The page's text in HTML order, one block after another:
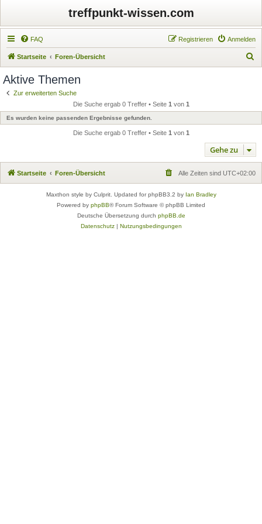
treffpunkt-wissen.com
FAQ Anmelden
Registrieren
Startseite Foren-Übersicht
e
Aktive Themen
Zur erweiterten Suche
Die Suche ergab 0 Treffer • Seite 1 von 1
Es wurden keine passenden Ergebnisse gefunden.
Die Suche ergab 0 Treffer • Seite 1 von 1
Gehe zu
Startseite Foren-Übersicht Alle Zeiten sind UTC+02:00
Maxthon style by Culprit. Updated for phpBB3.2 by Ian Bradley
Powered by phpBB® Forum Software © phpBB Limited
Deutsche Übersetzung durch phpBB.de
Datenschutz| Nutzungsbedingungen